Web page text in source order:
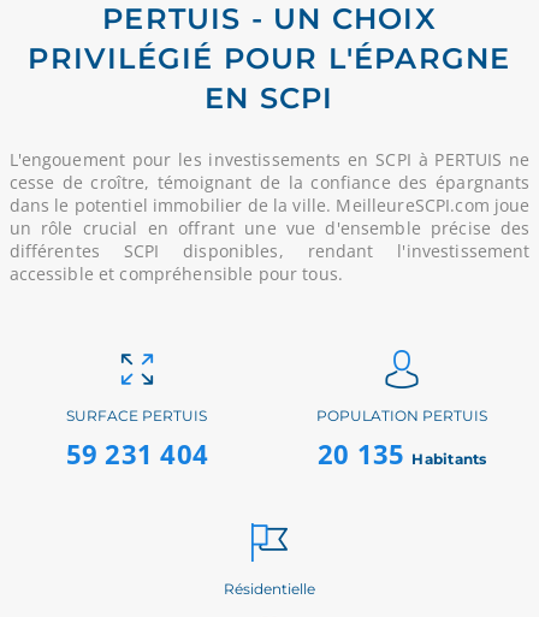
PERTUIS - UN CHOIX
PRIVILÉGIÉ POUR L'ÉPARGNE
EN SCPI
L'engouement pour les investissements en SCPI à PERTUIS ne
cesse de croître, témoignant de la confiance des épargnants
dans le potentiel immobilier de la ville. MeilleureSCPI.com joue
un rôle crucial en offrant une vue d'ensemble précise des
différentes SCPI disponibles, rendant l'investissement
accessible et compréhensible pour tous.
SURFACE PERTUIS
59 231 404
POPULATION PERTUIS
20 135 Habitants
Résidentielle